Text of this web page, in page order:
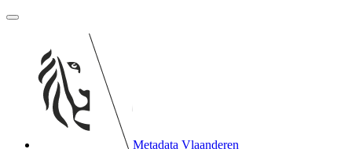
Metadata Vlaanderen